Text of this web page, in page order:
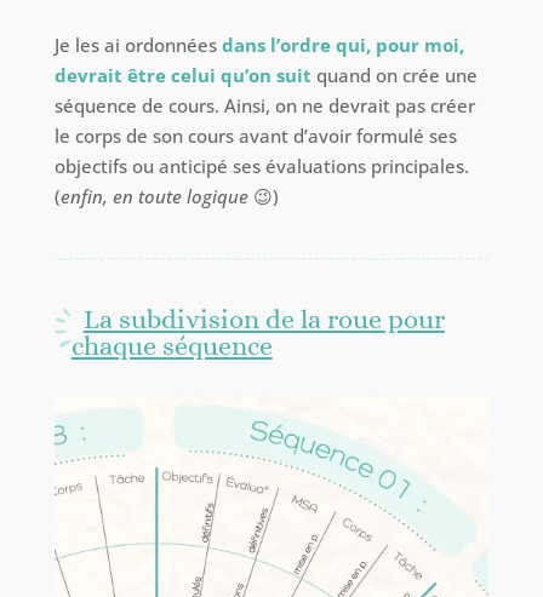
Je les ai ordonnées dans l’ordre qui, pour moi,
devrait être celui qu’on suit quand on crée une
séquence de cours. Ainsi, on ne devrait pas créer
le corps de son cours avant d’avoir formulé ses
objectifs ou anticipé ses évaluations principales.
(enfin, en toute logique😉)
La subdivision de la roue pour
chaque séquence